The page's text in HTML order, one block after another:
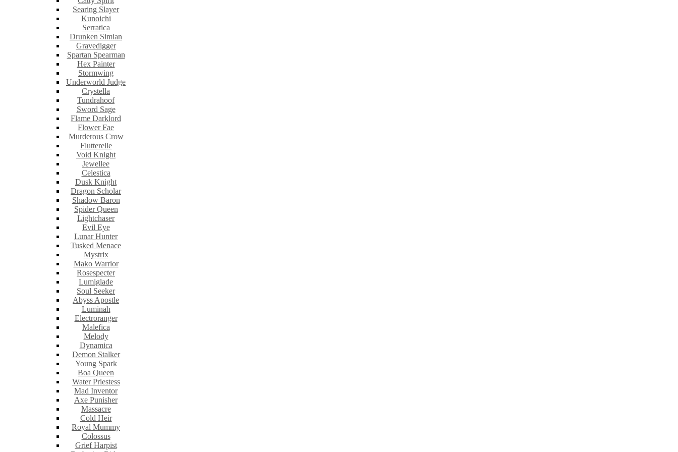
Searing Slayer
Kunoichi
Serratica
Drunken Simian
Gravedigger
Spartan Spearman
Hex Painter
Stormwing
Underworld Judge
Crystella
Tundrahoof
Sword Sage
Flame Darklord
Flower Fae
Murderous Crow
Flutterelle
Void Knight
Jewellee
Celestica
Dusk Knight
Dragon Scholar
Shadow Baron
Spider Queen
Lightchaser
Evil Eye
Lunar Hunter
Tusked Menace
Mystrix
Mako Warrior
Rosespecter
Lumiglade
Soul Seeker
Abyss Apostle
Luminah
Electroranger
Malefica
Melody
Dynamica
Demon Stalker
Young Spark
Boa Queen
Water Priestess
Mad Inventor
Axe Punisher
Massacre
Cold Heir
Royal Mummy
Colossus
Grief Harpist